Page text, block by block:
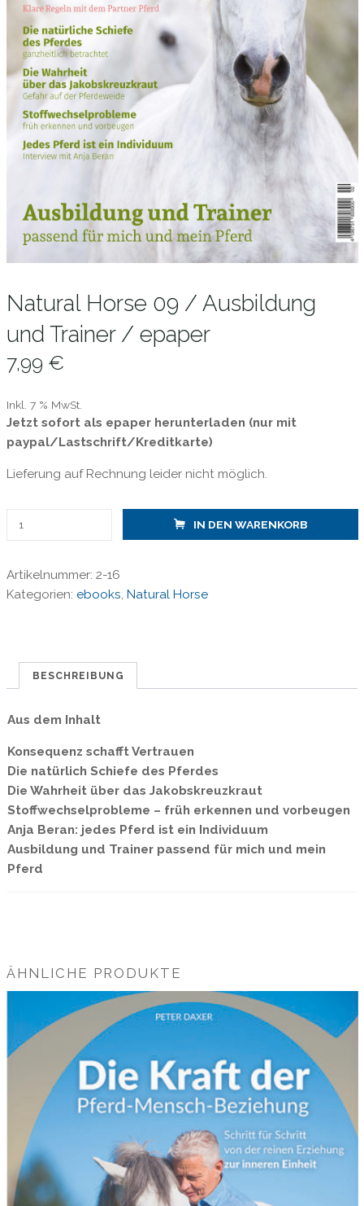
Natural Horse 09 / Ausbildung
und Trainer / epaper
7,99 €
Inkl. 7 % MwSt.
Jetzt sofort als epaper herunterladen (nur mit
paypal/Lastschrift/Kreditkarte)
Lieferung auf Rechnung leider nicht möglich.
/
Ausbildung
epaper
IN DEN WARENKORB
Artikelnummer: 2-16
Kategorien: ebooks, Natural Horse
BESCHREIBUNG
Aus dem Inhalt
Konsequenz schafft Vertrauen
Die natürlich Schiefe des Pferdes
Die Wahrheit über das Jakobskreuzkraut
Stoffwechselprobleme – früh erkennen und vorbeugen
Anja Beran: jedes Pferd ist ein Individuum
Ausbildung und Trainer passend für mich und mein
Pferd
ÄHNLICHE PRODUKTE